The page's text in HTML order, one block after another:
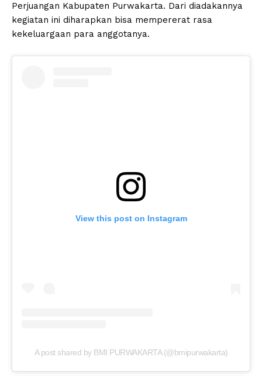
Perjuangan Kabupaten Purwakarta. Dari diadakannya
kegiatan ini diharapkan bisa mempererat rasa
kekeluargaan para anggotanya.
View this post on Instagram
A post shared by BMI PURWAKARTA (@bmipurwakarta)